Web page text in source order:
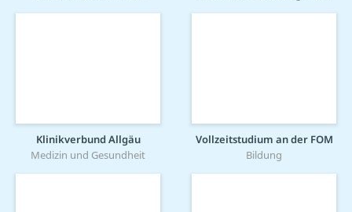
Klinikverbund Allgäu
Medizin und Gesundheit
Vollzeitstudium an der FOM
Bildung